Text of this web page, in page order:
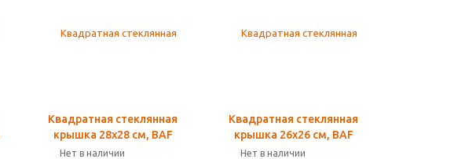
Квадратная стеклянная
крышка 28х28 см, BAF
Нет в наличии
Квадратная стеклянная
крышка 26х26 см, BAF
Нет в наличии